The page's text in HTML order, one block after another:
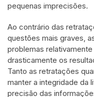
pequenas imprecisões.
Ao contrário das
questões mais graves,
problemas
drasticamente os
Tanto as retratações
manter a integridade da
precisão das